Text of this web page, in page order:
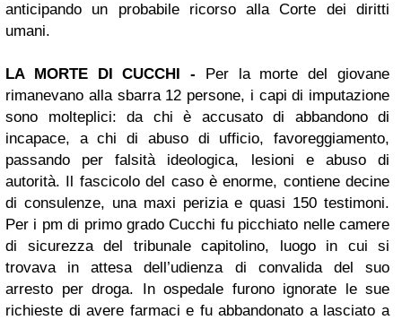
anticipando un probabile ricorso alla Corte dei diritti
umani.
LA MORTE DI CUCCHI - Per la morte del giovane
rimanevano alla sbarra 12 persone, i capi di imputazione
sono molteplici: da chi è accusato di abbandono di
incapace, a chi di abuso di ufficio, favoreggiamento,
passando per falsità ideologica, lesioni e abuso di
autorità. Il fascicolo del caso è enorme, contiene decine
di consulenze, una maxi perizia e quasi 150 testimoni.
Per i pm di primo grado Cucchi fu picchiato nelle camere
di sicurezza del tribunale capitolino, luogo in cui si
trovava in attesa dell’udienza di convalida del suo
arresto per droga. In ospedale furono ignorate le sue
richieste di avere farmaci e fu abbandonato a lasciato a